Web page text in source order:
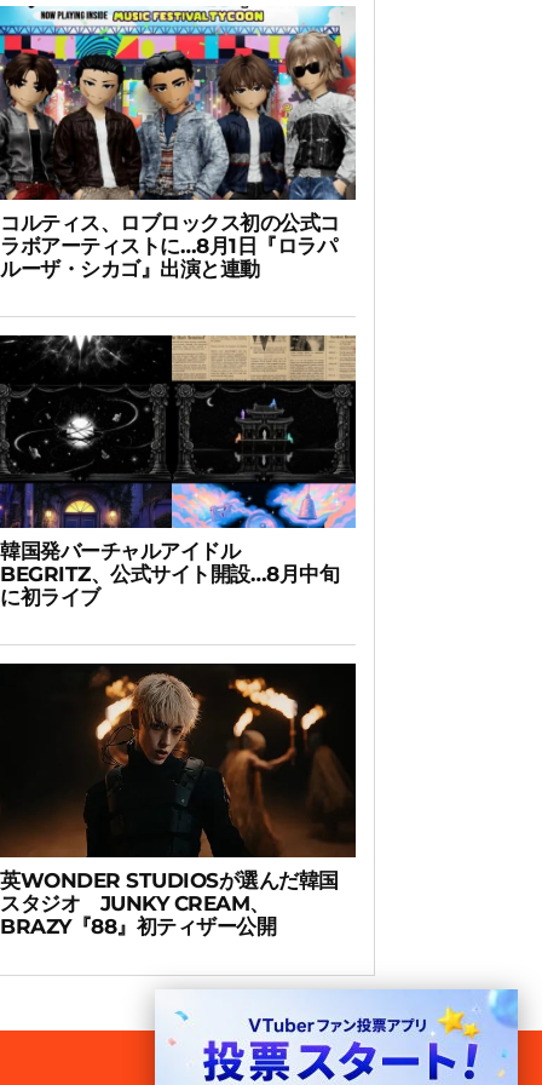
コルティス、ロブロックス初の公式コ
ラボアーティストに…8月1日『ロラパ
ルーザ・シカゴ』出演と連動
韓国発バーチャルアイドル
BEGRITZ、公式サイト開設…8月中旬
に初ライブ
英WONDER STUDIOSが選んだ韓国
スタジオ JUNKY CREAM、
BRAZY『88』初ティザー公開